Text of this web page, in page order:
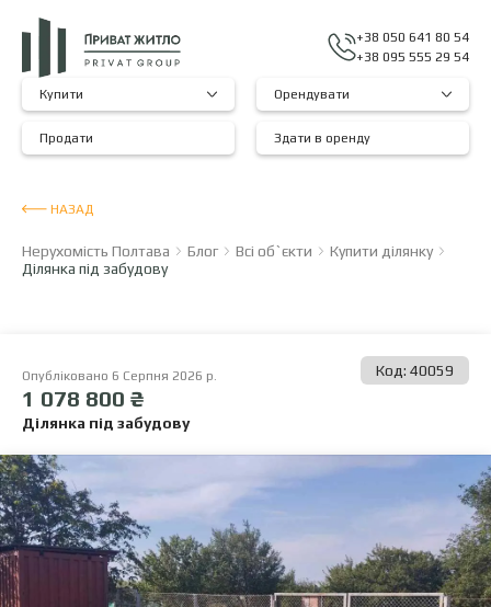
+38 050 641 80 54
+38 095 555 29 54
Купити Орендувати
Продати Здати в оренду
НАЗАД
Нерухомість Полтава Блог Всі об`єкти
Купити ділянку
Ділянка під забудову
Опубліковано 6 Серпня 2026 р. Код: 40059
1 078 800 ₴
Ділянка під забудову